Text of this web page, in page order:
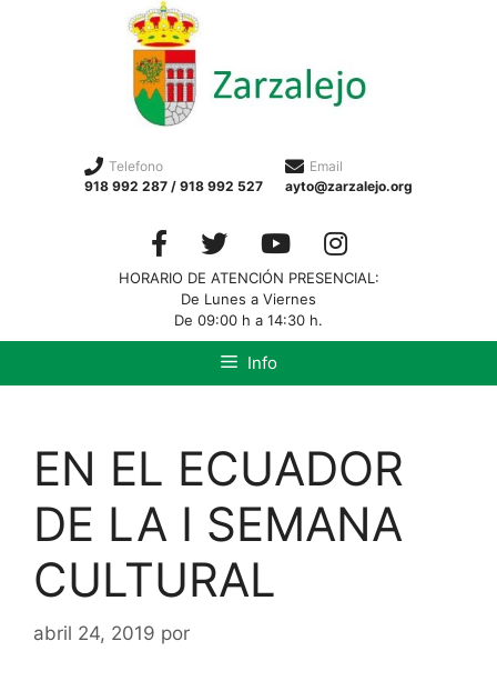
Telefono
918 992 287 / 918 992 527
Email
ayto@zarzalejo.org
HORARIO DE ATENCIÓN PRESENCIAL:
De Lunes a Viernes
De 09:00 h a 14:30 h.
Info
EN EL ECUADOR
DE LA I SEMANA
CULTURAL
abril 24, 2019 por